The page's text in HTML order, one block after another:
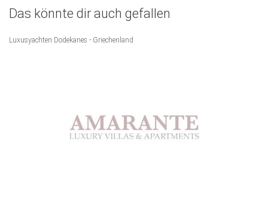
Das könnte dir auch gefallen
Luxusyachten Dodekanes - Griechenland